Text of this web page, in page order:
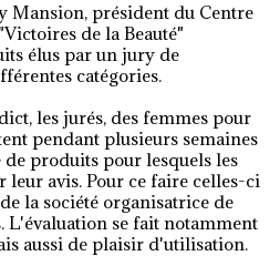
de la Beauté"
élus par un jury de
catégories.
les jurés, des femmes pour
pendant plusieurs semaines
produits pour lesquels les
leur avis. Pour ce faire celles-ci
la société organisatrice de
L'évaluation se fait notamment
aussi de plaisir d'utilisation.